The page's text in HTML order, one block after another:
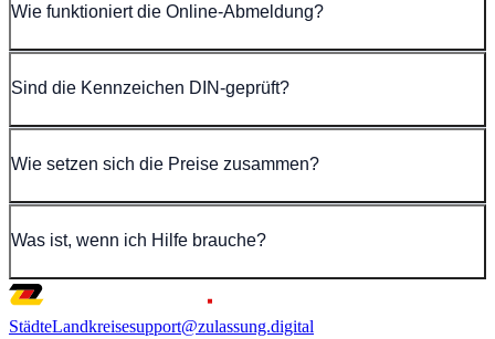
Wie funktioniert die Online-Abmeldung?
Sind die Kennzeichen DIN-geprüft?
Wie setzen sich die Preise zusammen?
Was ist, wenn ich Hilfe brauche?
StädteLandkreisesupport@zulassung.digital